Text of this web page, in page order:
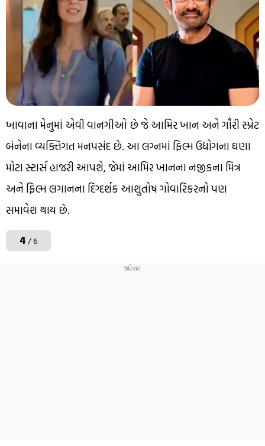
ખાવાના મેનુમાં એવી વાનગીઓ છે જે આમિર ખાન અને ગૌરી સ્પ્રેટ
બંનેના વ્યક્તિગત મનપસંદ છે. આ લગ્નમાં ફિલ્મ ઉદ્યોગના ઘણા
મોટા સ્ટાર્સ હાજરી આપશે, જેમાં આમિર ખાનના નજીકના મિત્ર
અને ફિલ્મ લગાનના દિગ્દર્શક આશુતોષ ગોવારિકરનો પણ
સમાવેશ થાય છે.
4/ 6